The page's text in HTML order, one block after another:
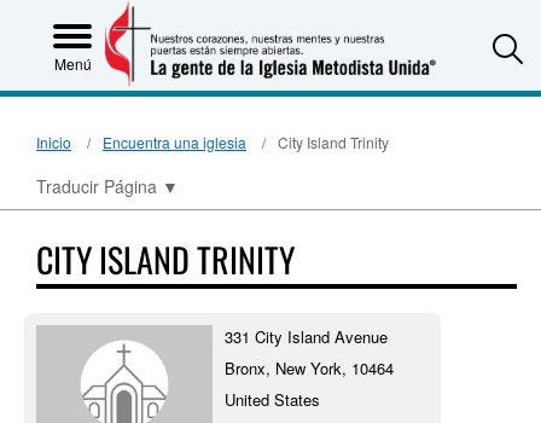
Menú
Inicio Encuentra una iglesia City Island Trinity
Traducir Página ▼
CITY ISLAND TRINITY
331 City Island Avenue
Bronx, New York, 10464
United States